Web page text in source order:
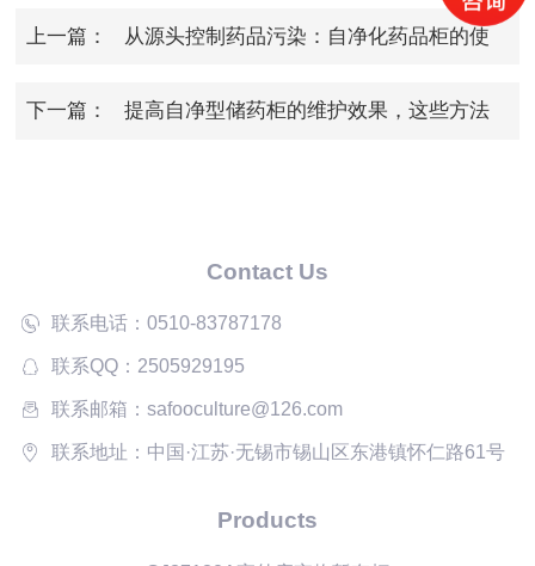
上一篇： 从源头控制药品污染：自净化药品柜的使
下一篇： 提高自净型储药柜的维护效果，这些方法
Contact Us
联系电话：0510-83787178
联系QQ：2505929195
联系邮箱：safooculture@126.com
联系地址：中国·江苏·无锡市锡山区东港镇怀仁路61号
Products